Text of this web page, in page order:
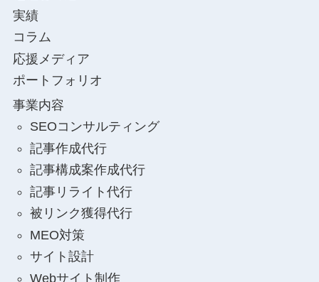
実績
コラム
応援メディア
ポートフォリオ
事業内容
SEOコンサルティング
記事作成代行
記事構成案作成代行
記事リライト代行
被リンク獲得代行
MEO対策
サイト設計
Webサイト制作